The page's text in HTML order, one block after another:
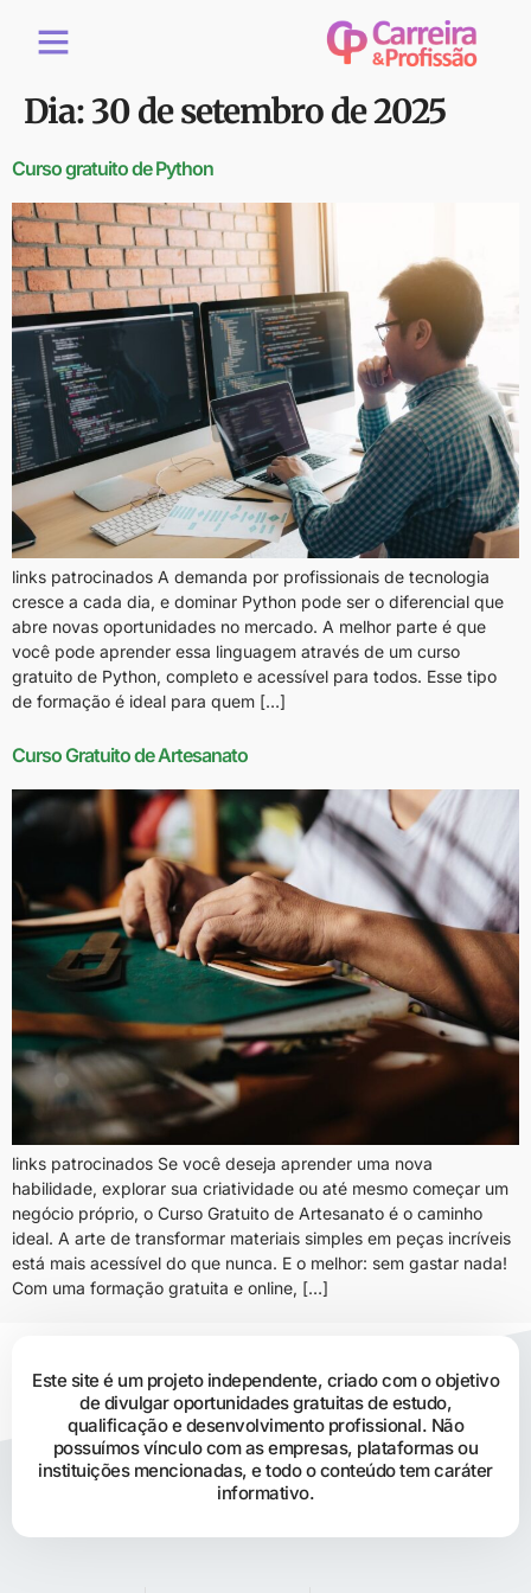
Dia:30 de setembro de 2025
Curso gratuito de Python
links patrocinados A demanda por profissionais de tecnologia
cresce a cada dia, e dominar Python pode ser o diferencial que
abre novas oportunidades no mercado. A melhor parte é que
você pode aprender essa linguagem através de um curso
gratuito de Python, completo e acessível para todos. Esse tipo
de formação é ideal para quem […]
Curso Gratuito de Artesanato
links patrocinados Se você deseja aprender uma nova
habilidade, explorar sua criatividade ou até mesmo começar um
negócio próprio, o Curso Gratuito de Artesanato é o caminho
ideal. A arte de transformar materiais simples em peças incríveis
está mais acessível do que nunca. E o melhor: sem gastar nada!
Com uma formação gratuita e online, […]
Este site é um projeto independente, criado com o objetivo
de divulgar oportunidades gratuitas de estudo,
qualificação e desenvolvimento profissional. Não
possuímos vínculo com as empresas, plataformas ou
instituições mencionadas, e todo o conteúdo tem caráter
informativo.